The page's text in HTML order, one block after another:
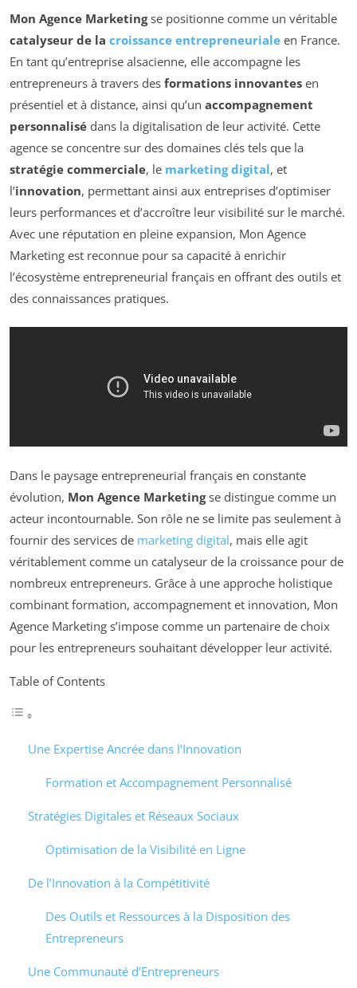
Mon Agence Marketingse positionne comme un véritable
catalyseur de la croissance entrepreneuriale en France.
En tant qu’entreprise alsacienne, elle accompagne les
entrepreneurs à travers des formations innovantes en
présentiel et à distance, ainsi qu’un accompagnement
personnalisé dans la digitalisation de leur activité. Cette
agence se concentre sur des domaines clés tels que la
stratégie commerciale, le marketing digital, et
l’innovation, permettant ainsi aux entreprises d’optimiser
leurs performances et d’accroître leur visibilité sur le marché.
Avec une réputation en pleine expansion, Mon Agence
Marketing est reconnue pour sa capacité à enrichir
l’écosystème entrepreneurial français en offrant des outils et
des connaissances pratiques.
Dans le paysage entrepreneurial français en constante
évolution, Mon Agence Marketingse distingue comme un
acteur incontournable. Son rôle ne se limite pas seulement à
fournir des services de marketing digital, mais elle agit
véritablement comme un catalyseur de la croissance pour de
nombreux entrepreneurs. Grâce à une approche holistique
combinant formation, accompagnement et innovation, Mon
Agence Marketing s’impose comme un partenaire de choix
pour les entrepreneurs souhaitant développer leur activité.
Table of Contents
Une Expertise Ancrée dans l’Innovation
Formation et Accompagnement Personnalisé
Stratégies Digitales et Réseaux Sociaux
Optimisation de la Visibilité en Ligne
De l’Innovation à la Compétitivité
Des Outils et Ressources à la Disposition des
Entrepreneurs
Une Communauté d’Entrepreneurs